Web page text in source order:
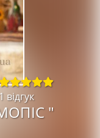
1 відгук
"